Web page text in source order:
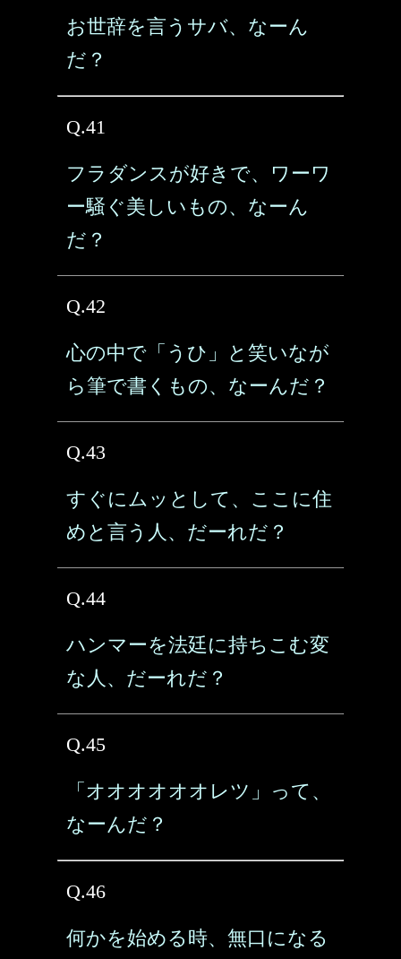
お世辞を言うサバ、なーん
だ？
Q.41
フラダンスが好きで、ワーワ
ー騒ぐ美しいもの、なーん
だ？
Q.42
心の中で「うひ」と笑いなが
ら筆で書くもの、なーんだ？
Q.43
すぐにムッとして、ここに住
めと言う人、だーれだ？
Q.44
ハンマーを法廷に持ちこむ変
な人、だーれだ？
Q.45
「オオオオオオレツ」って、
なーんだ？
Q.46
何かを始める時、無口になる